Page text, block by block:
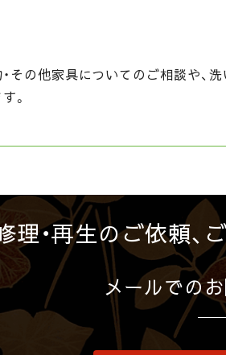
その他家具についてのご相談や、
。
理・再生のご依頼、
メールでの